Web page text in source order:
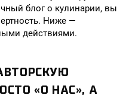
блог о кулинарии, вы
Ниже —
действиями.
«О НАС», А